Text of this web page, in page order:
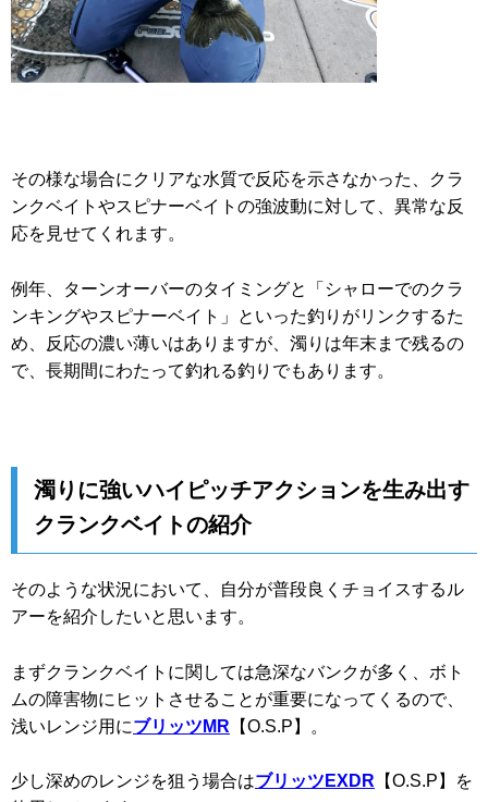
その様な場合にクリアな水質で反応を示さなかった、クラ
ンクベイトやスピナーベイトの強波動に対して、異常な反
応を見せてくれます。
例年、ターンオーバーのタイミングと「シャローでのクラ
ンキングやスピナーベイト」といった釣りがリンクするた
め、反応の濃い薄いはありますが、濁りは年末まで残るの
で、長期間にわたって釣れる釣りでもあります。
濁りに強いハイピッチアクションを生み出す
クランクベイトの紹介
そのような状況において、自分が普段良くチョイスするル
アーを紹介したいと思います。
まずクランクベイトに関しては急深なバンクが多く、ボト
ムの障害物にヒットさせることが重要になってくるので、
浅いレンジ用にブリッツMR 【O.S.P】。
少し深めのレンジを狙う場合はブリッツEXDR 【O.S.P】を